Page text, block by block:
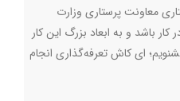
معاونت پرستاری وزارت
باشد و به ابعاد بزرگ این کار
ای کاش تعرفه‌گذاری انجام